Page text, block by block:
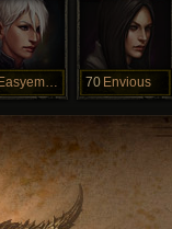
Easyemonk 70 Envious